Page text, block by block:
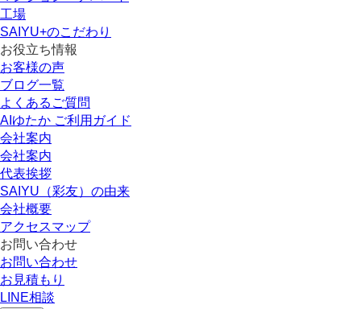
工場
SAIYU+のこだわり
お役立ち情報
お客様の声
ブログ一覧
よくあるご質問
AIゆたか ご利用ガイド
会社案内
会社案内
代表挨拶
SAIYU（彩友）の由来
会社概要
アクセスマップ
お問い合わせ
お問い合わせ
お見積もり
LINE相談